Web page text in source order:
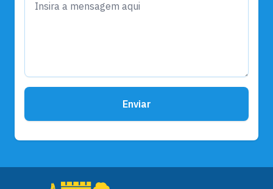
Enviar